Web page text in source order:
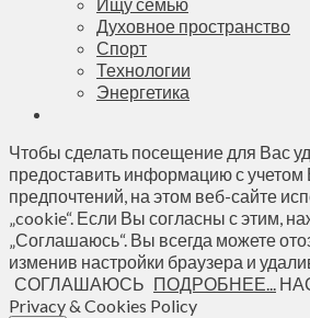
Духовное пространство
Спорт
Технологии
Энергетика
Чтобы сделать посещение для Вас
предоставить информацию с
предпочтений, на этом веб-сайте
„cookie“. Если Вы согласны с этим,
„Соглашаюсь“. Вы всегда можете
изменив настройки браузера и
СОГЛАШАЮСЬ ПОДРОБНЕЕ...
Privacy & Cookies Policy